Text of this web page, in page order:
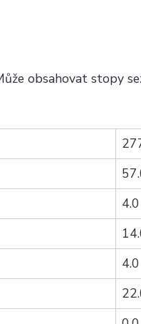
obsahovat stopy